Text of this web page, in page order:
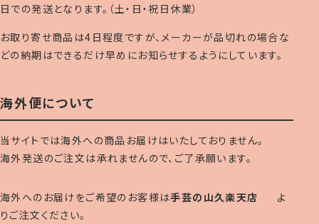
日での発送となります。（土・日・祝日休業）
お取り寄せ商品は4日程度ですが、メーカーが品切れの場合な
どの納期はできるだけ早めにお知らせするようにしています。
海外便について
当サイトでは海外への商品お届けはいたしておりません。
海外発送のご注文は承れませんので、ご了承願います。
海外へのお届けをご希望のお客様は手芸の山久楽天店
よ
りご注文ください。